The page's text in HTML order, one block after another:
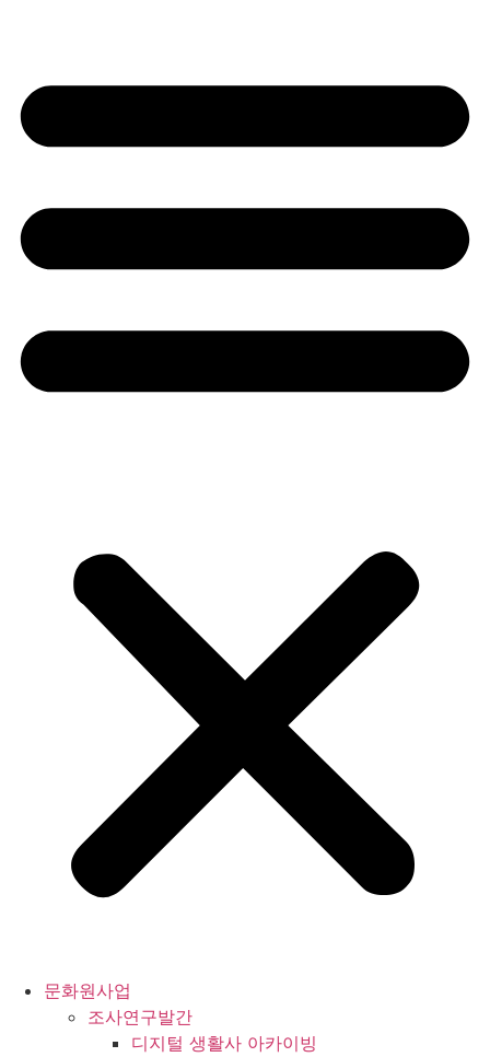
문화원사업
조사연구발간
디지털 생활사 아카이빙